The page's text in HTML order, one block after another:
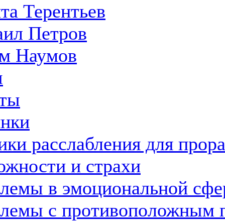
Терентьев
Петров
Наумов
расслабления для
и страхи
в эмоциональной
с противоположным